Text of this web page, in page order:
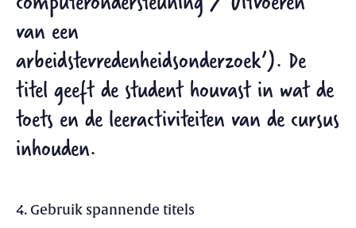
van een
arbeidstevredenheidsonderzoek’). De
titel geeft de student houvast in wat de
toets en de leeractiviteiten van de cursus
inhouden.
4. Gebruik spannende titels